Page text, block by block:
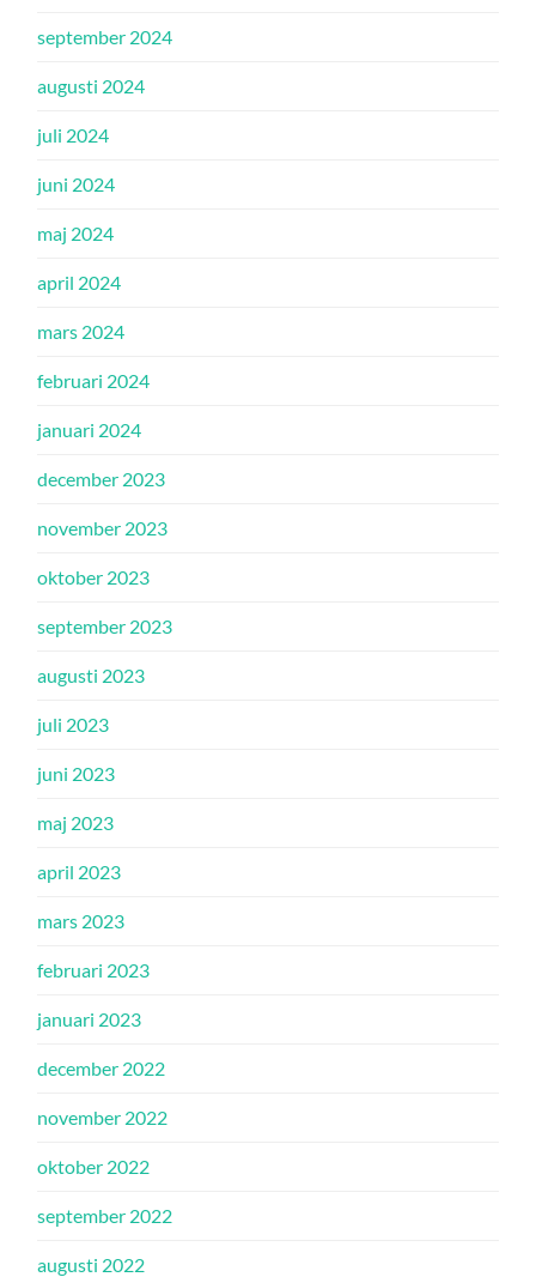
september 2024
augusti 2024
juli 2024
juni 2024
maj 2024
april 2024
mars 2024
februari 2024
januari 2024
december 2023
november 2023
oktober 2023
september 2023
augusti 2023
juli 2023
juni 2023
maj 2023
april 2023
mars 2023
februari 2023
januari 2023
december 2022
november 2022
oktober 2022
september 2022
augusti 2022